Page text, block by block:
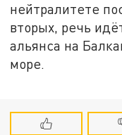
нейтралитете
вторых, речь
альянса на
море.